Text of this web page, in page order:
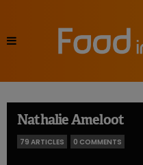
Nathalie Ameloot
79 ARTICLES 0 COMMENTS